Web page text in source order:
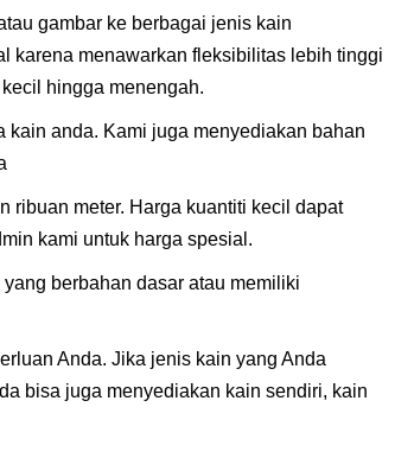
gambar ke berbagai jenis kain
karena menawarkan fleksibilitas lebih tinggi
hingga menengah.
anda. Kami juga menyediakan bahan
ribuan meter. Harga kuantiti kecil dapat
kami untuk harga spesial.
berbahan dasar atau memiliki
Anda. Jika jenis kain yang Anda
bisa juga menyediakan kain sendiri, kain